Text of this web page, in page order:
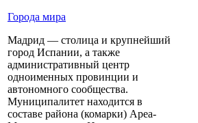
Города мира
Мадрид — столица и крупнейший
город Испании, а также
административный центр
одноименных провинции и
автономного сообщества.
Муниципалитет находится в
составе района (комарки) Ареа-